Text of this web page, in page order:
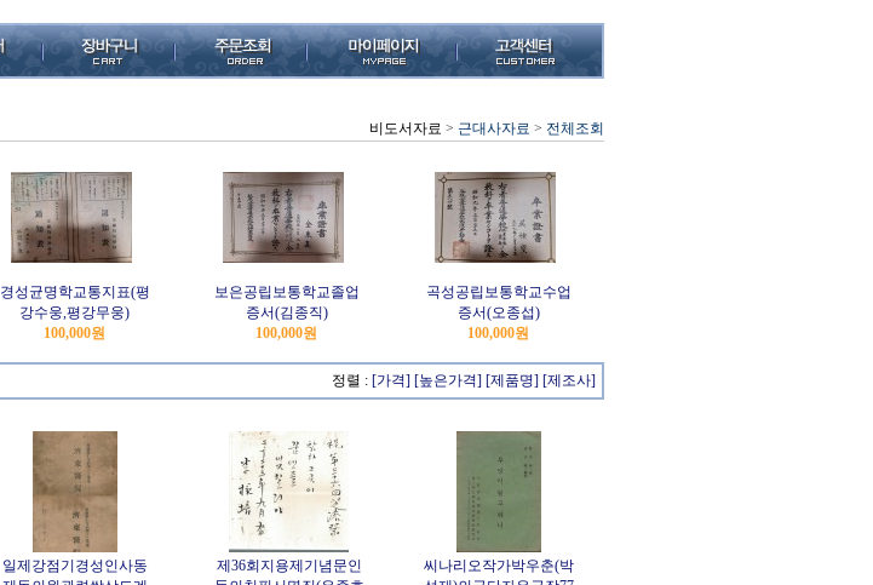
비도서자료 > 근대사자료 > 전체조회
경성균명학교통지표(평
강수웅,평강무웅)
100,000원
보은공립보통학교졸업
증서(김종직)
100,000원
곡성공립보통학교수업
증서(오종섭)
100,000원
정렬 : [가격] [높은가격] [제품명] [제조사]
일제강점기경성인사동
제36회지용제기념문인
씨나리오작가박우춘(박